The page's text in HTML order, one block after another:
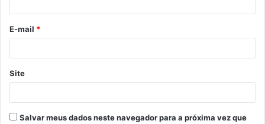
*
E-mail *
Site
Salvar meus dados neste navegador para a próxima vez que